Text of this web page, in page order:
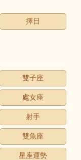
擇日
雙子座
處女座
射手
雙魚座
星座運勢